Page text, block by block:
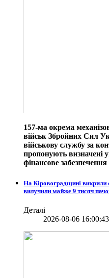
157-ма окрема
військ Збройних Сил
військову службу за
пропонують визначені
фінансове забезпечення
На Кіровоградщині викрили
вилучили майже 9 тисяч
Деталі
2026-08-06 16:00:43